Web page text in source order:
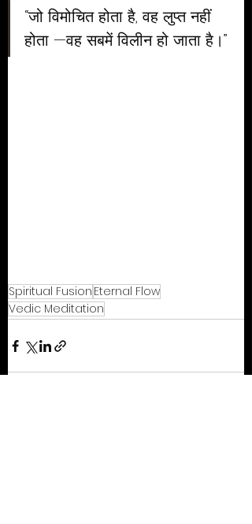
“जो विमोचित होता है, वह लुप्त नहीं
होता —वह सबमें विलीन हो जाता है।”
Spiritual Fusion Eternal Flow
Vedic Meditation